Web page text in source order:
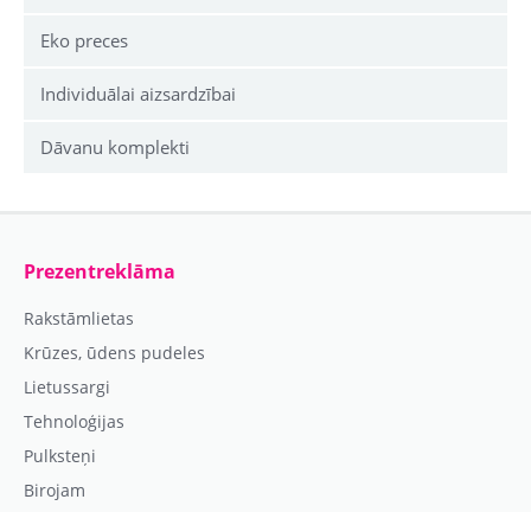
Eko preces
Individuālai aizsardzībai
Dāvanu komplekti
Prezentreklāma
Rakstāmlietas
Krūzes, ūdens pudeles
Lietussargi
Tehnoloģijas
Pulksteņi
Birojam